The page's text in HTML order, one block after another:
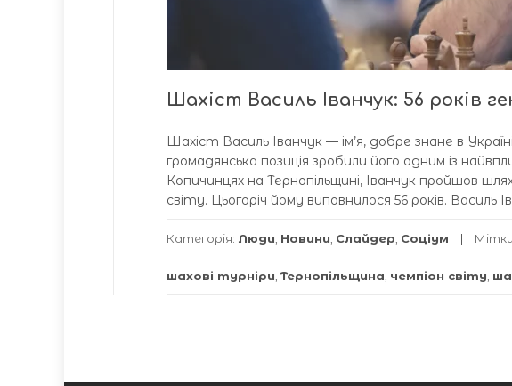
Шахіст Василь Іванчук: 56 років
Шахіст Василь Іванчук — ім’я, добре знане в
громадянська позиція зробили його одним із
Копичинцях на Тернопільщині, Іванчук пройшов
світу. Цьогоріч йому виповнилося 56 років. Василь
Категорія: Люди Новини Слайдер Соціум
шахові турніри Тернопільщина чемпіон світу